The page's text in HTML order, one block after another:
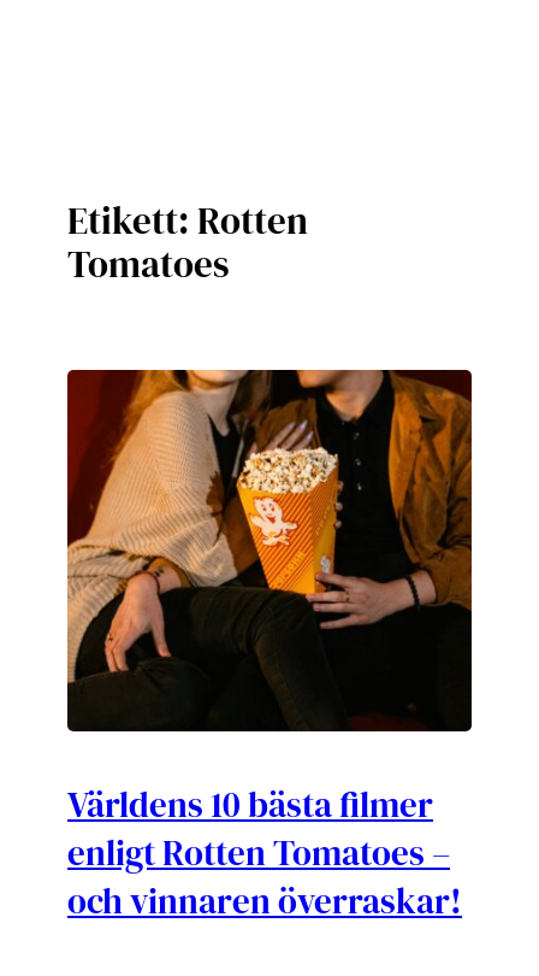
Etikett:Rotten
Tomatoes
Världens 10 bästa filmer
enligt Rotten Tomatoes –
och vinnaren överraskar!